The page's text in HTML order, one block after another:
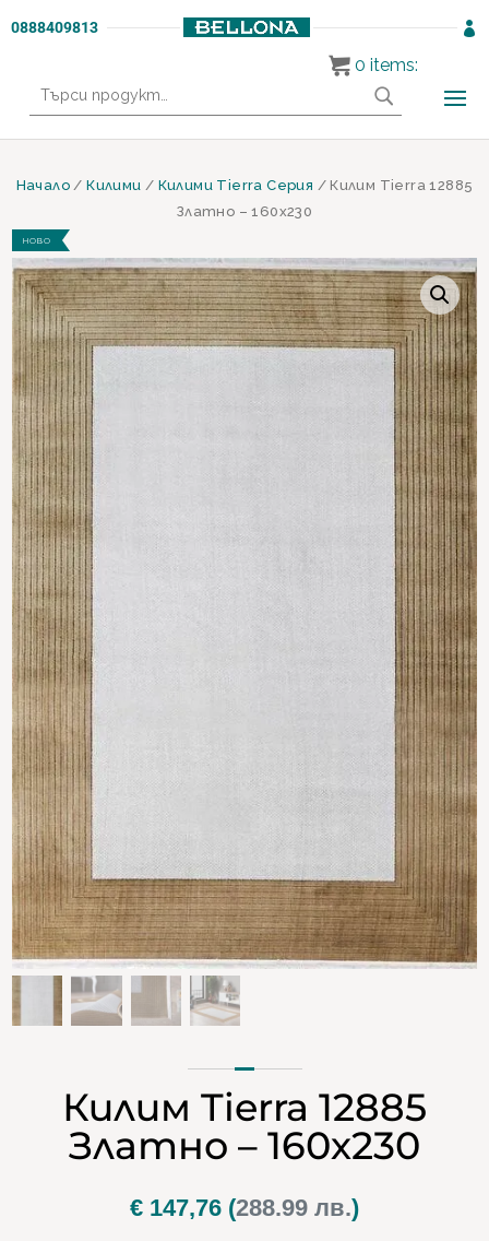
0888409813 
за:
Начало /Килими / Килими Tierra Серия / Килим Tierra 12885
Златно – 160х230
НОВО
Килим Tierra 12885
Златно – 160х230
€ 147,76 (288.99 лв.)
0 items: